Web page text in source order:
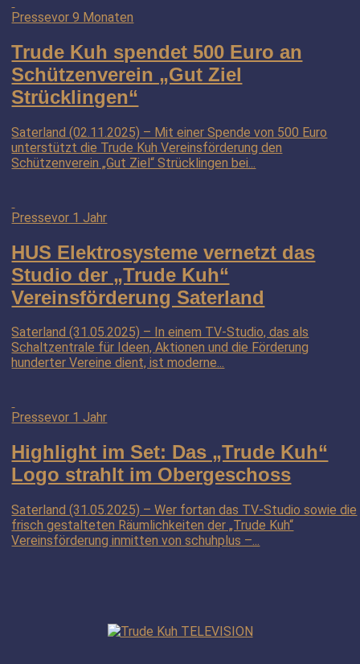
Pressevor 9 Monaten
Trude Kuh spendet 500 Euro an
Schützenverein „Gut Ziel
Strücklingen“
Saterland (02.11.2025) – Mit einer Spende von 500 Euro
unterstützt die Trude Kuh Vereinsförderung den
Schützenverein „Gut Ziel“ Strücklingen bei...
Pressevor 1 Jahr
HUS Elektrosysteme vernetzt das
Studio der „Trude Kuh“
Vereinsförderung Saterland
Saterland (31.05.2025) – In einem TV-Studio, das als
Schaltzentrale für Ideen, Aktionen und die Förderung
hunderter Vereine dient, ist moderne...
Pressevor 1 Jahr
Highlight im Set: Das „Trude Kuh“
Logo strahlt im Obergeschoss
Saterland (31.05.2025) – Wer fortan das TV-Studio sowie die
frisch gestalteten Räumlichkeiten der „Trude Kuh“
Vereinsförderung inmitten von schuhplus –...